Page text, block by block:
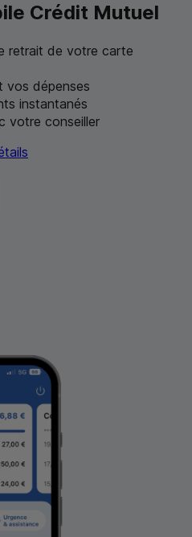
Crédit Mutuel
retrait de votre carte
vos dépenses
instantanés
votre conseiller